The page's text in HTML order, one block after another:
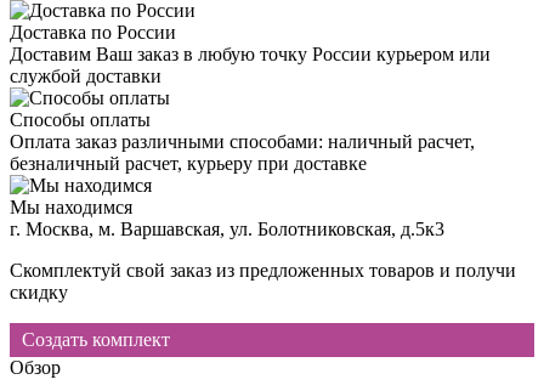
Доставка по России
Доставим Ваш заказ в любую точку России курьером или
службой доставки
Способы оплаты
Оплата заказ различными способами: наличный расчет,
безналичный расчет, курьеру при доставке
Мы находимся
г. Москва, м. Варшавская, ул. Болотниковская, д.5к3
Скомплектуй свой заказ из предложенных товаров и получи
скидку
Создать комплект
Обзор